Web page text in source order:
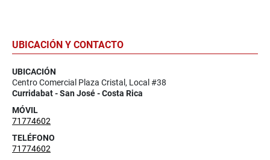
UBICACIÓN Y CONTACTO
UBICACIÓN
Centro Comercial Plaza Cristal, Local #38
Curridabat - San José - Costa Rica
MÓVIL
71774602
TELÉFONO
71774602